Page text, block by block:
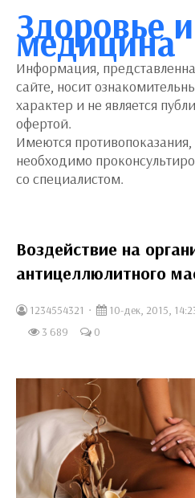
Здоровье и
медицина
Информация,
сайте, носит
характер и не является
офертой.
Имеются противопоказания,
необходимо
со специалистом.
Воздействие на
антицеллюлитного
1234554321 10-дек, 2015,
3 689
0